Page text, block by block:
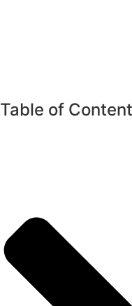
Table of